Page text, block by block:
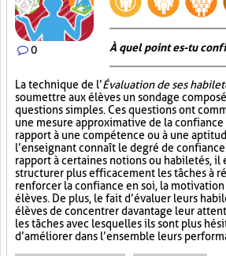
0 À quel point es-tu
La technique de l’Évaluation de ses
soumettre aux élèves un sondage
questions simples. Ces questions ont
une mesure approximative de la confiance
rapport à une compétence ou à une
l’enseignant connaît le degré de
rapport à certaines notions ou habiletés, il
structurer plus efficacement les tâches à
renforcer la confiance en soi, la motivation
élèves. De plus, le fait d’évaluer leurs
élèves de concentrer davantage leur
les tâches avec lesquelles ils sont plus
d’améliorer dans l’ensemble leurs